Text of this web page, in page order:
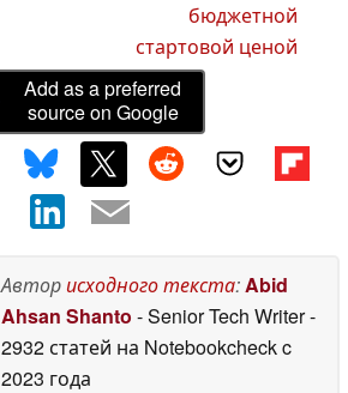
бюджетной
стартовой ценой
Add as a preferred
source on Google
Авторисходного текста:Abid
Ahsan Shanto - Senior Tech Writer-
2932 статей на Notebookcheckc
2023 года